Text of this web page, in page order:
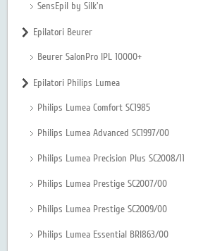
SensEpil by Silk'n
Epilatori Beurer
Beurer SalonPro IPL 10000+
Epilatori Philips Lumea
Philips Lumea Comfort SC1985
Philips Lumea Advanced SC1997/00
Philips Lumea Precision Plus SC2008/11
Philips Lumea Prestige SC2007/00
Philips Lumea Prestige SC2009/00
Philips Lumea Essential BRI863/00